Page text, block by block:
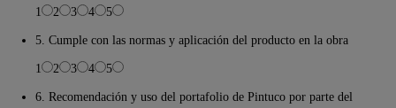
1
2 3 4
5
5. Cumple con las normas y aplicación del producto en la obra
1
2 3 4
5
6. Recomendación y uso del portafolio de Pintuco por parte del